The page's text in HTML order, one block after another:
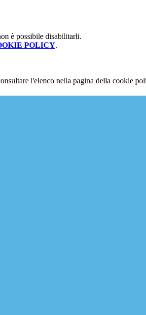
è possibile disabilitarli.
POLICY.
l'elenco nella pagina della cookie